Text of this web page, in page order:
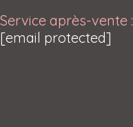
Service après-vente :
[email protected]